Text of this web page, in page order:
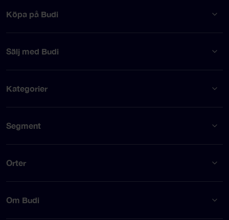
Köpa på Budi
Sälj med Budi
Kategorier
Segment
Orter
Om Budi